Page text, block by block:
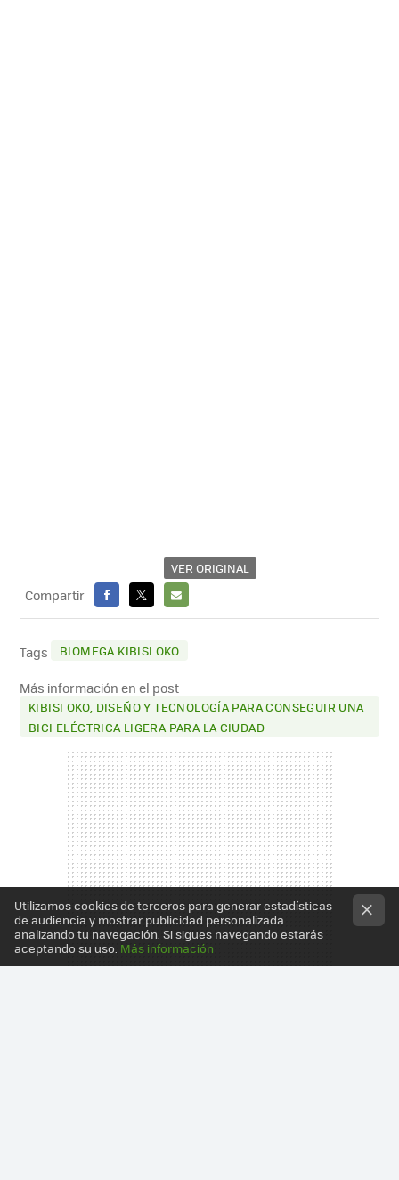
VER ORIGINAL
Compartir
FACEBOOK
X
E-
MAIL
Tags BIOMEGA KIBISI OKO
Más información en el post
KIBISI OKO, DISEÑO Y TECNOLOGÍA PARA CONSEGUIR UNA
BICI ELÉCTRICA LIGERA PARA LA CIUDAD
Utilizamos cookies de terceros para generar estadísticas
de audiencia y mostrar publicidad personalizada
analizando tu navegación. Si sigues navegando estarás
aceptando su uso. Más información